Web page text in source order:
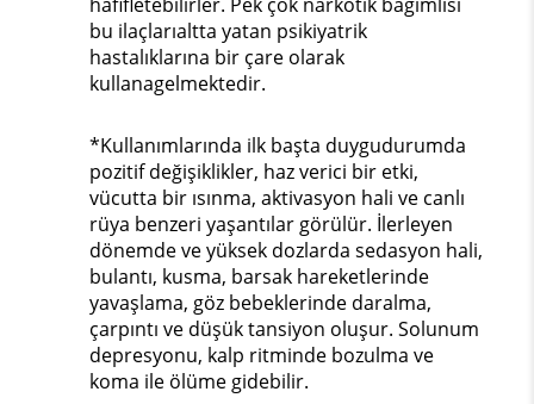
bu ilaçlarıaltta yatan psikiyatrik
hastalıklarına bir çare olarak
kullanagelmektedir.
*Kullanımlarında ilk başta duygudurumda
pozitif değişiklikler, haz verici bir etki,
vücutta bir ısınma, aktivasyon hali ve canlı
rüya benzeri yaşantılar görülür. İlerleyen
dönemde ve yüksek dozlarda sedasyon hali,
bulantı, kusma, barsak hareketlerinde
yavaşlama, göz bebeklerinde daralma,
çarpıntı ve düşük tansiyon oluşur. Solunum
depresyonu, kalp ritminde bozulma ve
koma ile ölüme gidebilir.